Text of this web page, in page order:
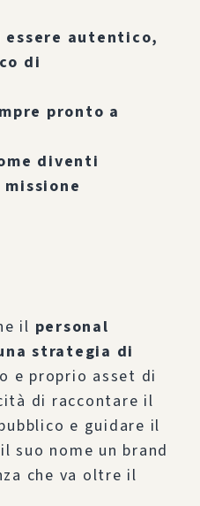
essere autentico,
di
pronto a
diventi
il personal
strategia di
e proprio asset di
di raccontare il
e guidare il
suo nome un brand
che va oltre il